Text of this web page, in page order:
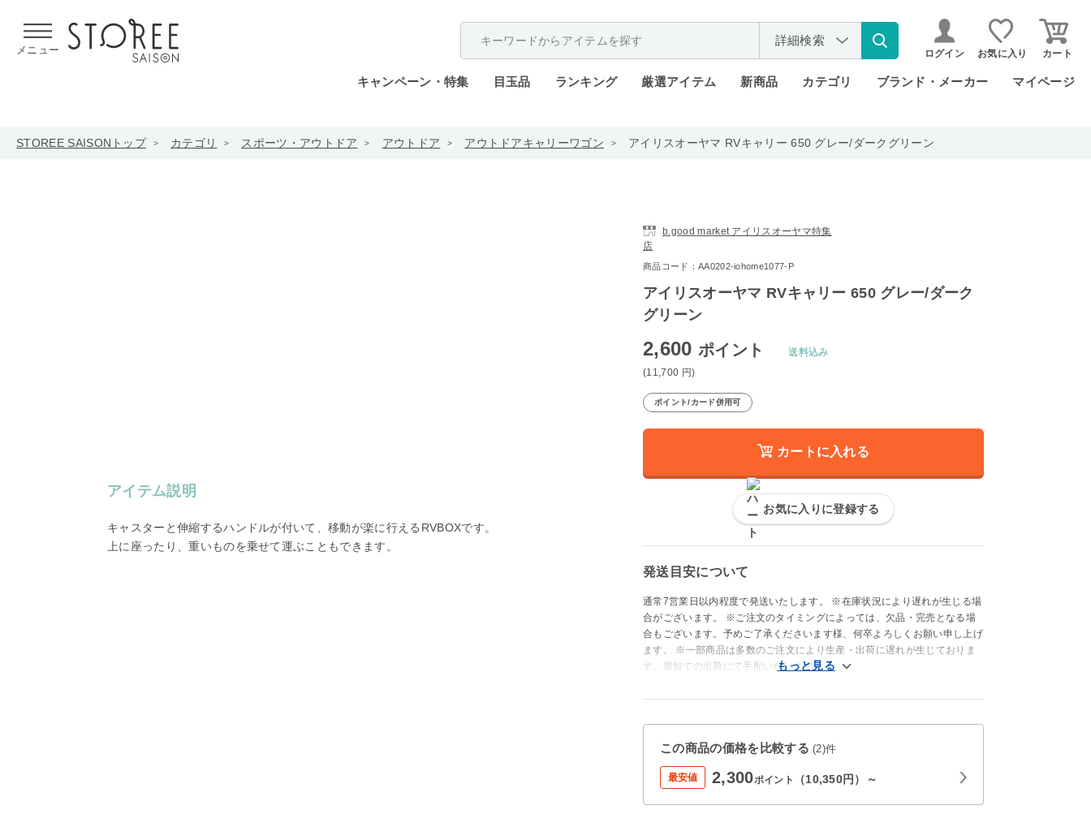
メニュー
詳細検索
ログイン お気に入り カート
キャンペーン・特集 目玉品 ランキング 厳選アイテム 新商品 カテゴリ ブランド・メーカー マイページ
STOREE SAISONトップ カテゴリ スポーツ・アウトドア アウトドア アウトドアキャリーワゴン アイリスオーヤマ RVキャリー 650 グレー/ダークグリーン
アイテム説明
キャスターと伸縮するハンドルが付いて、移動が楽に行えるRVBOXです。
上に座ったり、重いものを乗せて運ぶこともできます。
b.good market アイリスオーヤマ特集
店
商品コード：AA0202-iohome1077-P
アイリスオーヤマ RVキャリー 650 グレー/ダーク
グリーン
2,600 ポイント
(11,700 円)
送料込み
ポイント/カード併用可
カートに入れる
お気に入りに登録する
発送目安について
通常7営業日以内程度で発送いたします。 ※在庫状況により遅れが生じる場
合がございます。 ※ご注文のタイミングによっては、欠品・完売となる場
合もございます。予めご了承くださいます様、何卒よろしくお願い申し上げ
ます。 ※一部商品は多数のご注文により生産・出荷に遅れが生じておりま
す。最短での出荷にて手配いたします。
この商品の価格を比較する(2)件
最安値 2,300ポイント （10,350円）～